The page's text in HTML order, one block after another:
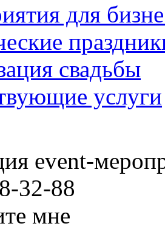
для
свадьбы
услуги
event-
32-88
мне